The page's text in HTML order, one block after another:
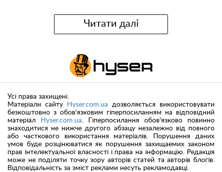
Читати далі
Усі права захищені.
Матеріали сайту
Hyser.com.ua дозволяється використовувати
безкоштовно з обов'язковим гіперпосиланням на відповідний
матеріал
Hyser.com.ua . Гіперпосилання обов'язково повинно
знаходитися не нижче другого абзацу незалежно від повного
або часткового використання матеріалів. Порушення даних
умов буде розцінюватися як порушення захищаемих законом
прав інтелектуальної власності і права на інформацію. Редакція
може не поділяти точку зору авторів статей та авторів блогів.
Відповідальність за зміст реклами несуть рекламодавці.